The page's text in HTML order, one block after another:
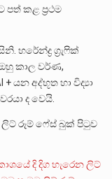
පත් කළ ප්‍රථම
හරේන්ද්‍ර ග්‍රැෆික්
කාල වර්ණ,
යන අද්භූත හා විද්‍යා
ද වෙයි.
ලිට් රූම් ෆේස් බුක් පිටුව
දි දිග හැරෙන ලිට්